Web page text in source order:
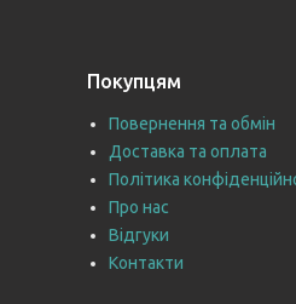
Покупцям
Повернення та обмін
Доставка та оплата
Політика
Про нас
Відгуки
Контакти